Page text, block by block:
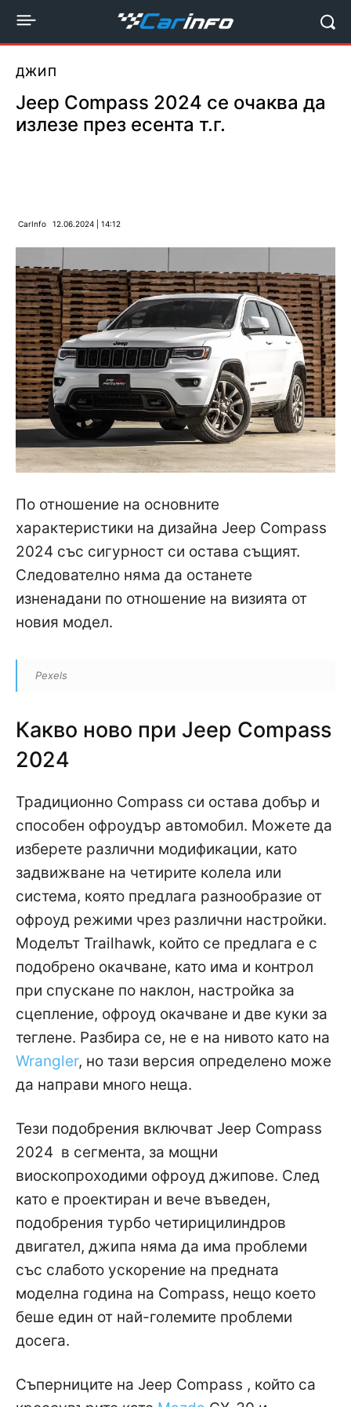
ДЖИП
Jeep Compass 2024 се очаква да
излезе през есента т.г.
CarInfo 12.06.2024 | 14:12
По отношение на основните
характеристики на дизайна Jeep Compass
2024 със сигурност си остава същият.
Следователно няма да останете
изненадани по отношение на визията от
новия модел.
Pexels
Какво ново при Jeep Compass
2024
Традиционно Compass си остава добър и
способен офроудър автомобил. Можете да
изберете различни модификации, като
задвижване на четирите колела или
система, която предлага разнообразие от
офроуд режими чрез различни настройки.
Моделът Trailhawk, който се предлага е с
подобрено окачване, като има и контрол
при спускане по наклон, настройка за
сцепление, офроуд окачване и две куки за
теглене. Разбира се, не е на нивото като на
Wrangler, но тази версия определено може
да направи много неща.
Тези подобрения включват Jeep Compass
2024 в сегмента, за мощни
виоскопроходими офроуд джипове. След
като е проектиран и вече въведен,
подобрения турбо четирицилиндров
двигател, джипа няма да има проблеми
със слабото ускорение на предната
моделна година на Compass, нещо което
беше един от най-големите проблеми
досега.
Съперниците на Jeep Compass , който са